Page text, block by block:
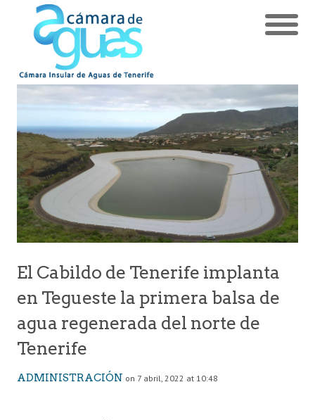
El Cabildo de Tenerife implanta
en Tegueste la primera balsa de
agua regenerada del norte de
Tenerife
ADMINISTRACIÓN on 7 abril, 2022 at 10:48